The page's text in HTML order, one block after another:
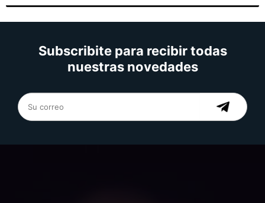
Subscribite para recibir todas
nuestras novedades